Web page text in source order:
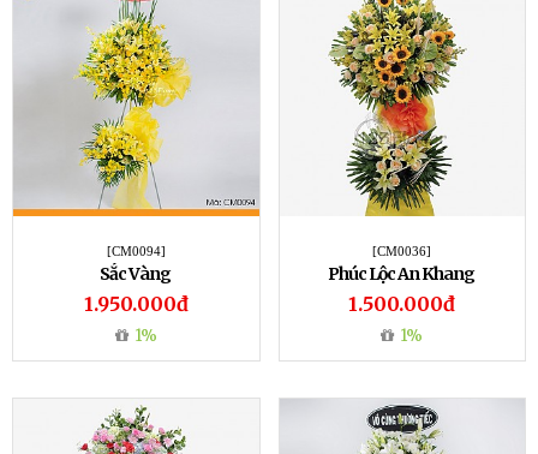
[CM0094]
Sắc Vàng
1.950.000đ
1%
[CM0036]
Phúc Lộc An Khang
1.500.000đ
1%